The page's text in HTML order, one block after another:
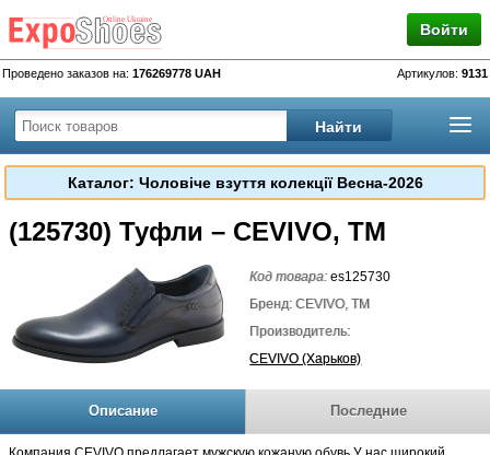
Войти
Проведено заказов на: 176269778 UAH Артикулов: 9131
Каталог: Чоловіче взуття колекції Весна-2026
(125730) Туфли – CEVIVO, TM
Код товара:es125730
Бренд: CEVIVO, TM
Производитель:
CEVIVO (Харьков)
Описание Последние